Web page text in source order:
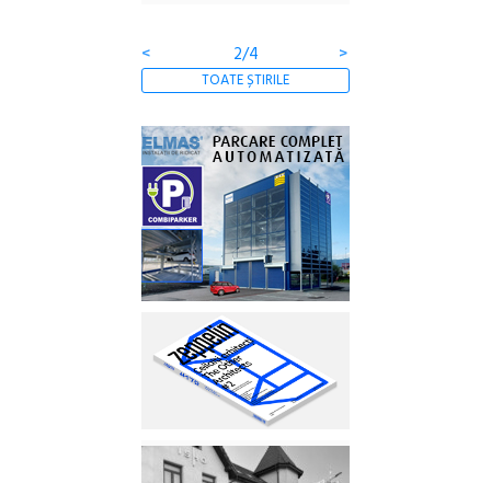
<
2/4 >
TOATE ȘTIRILE